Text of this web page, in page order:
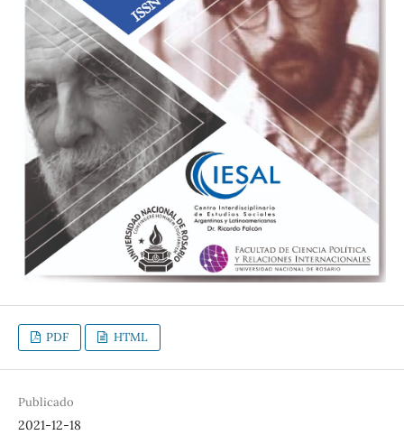
PDF HTML
Publicado
2021-12-18